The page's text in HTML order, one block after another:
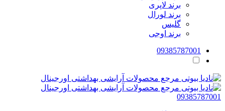
برند لاپری
برند لورال
گلیس
برند اوجی
09385787001
09385787001